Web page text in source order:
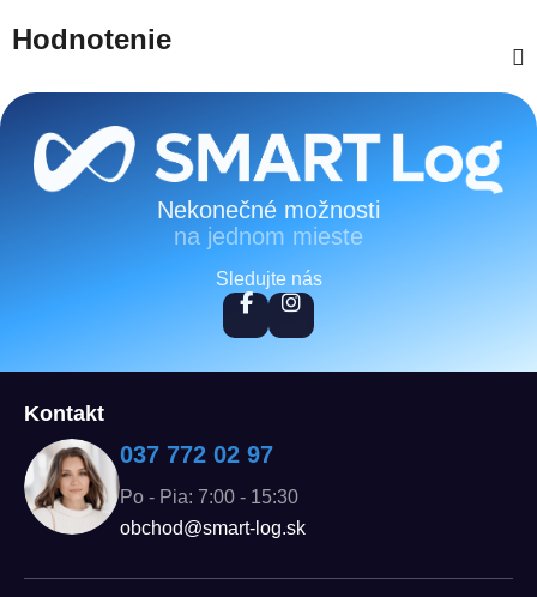
Hodnotenie
Zápätie
Nekonečné možnosti
na jednom mieste
Sledujte nás
Kontakt
037 772 02 97
Po - Pia: 7:00 - 15:30
obchod@smart-log.sk